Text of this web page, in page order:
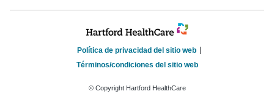
Política de privacidad del sitio web
Términos/condiciones del sitio web
© Copyright Hartford HealthCare